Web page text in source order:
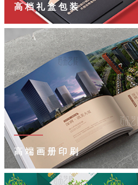
高档礼盒包装
高端画册印刷